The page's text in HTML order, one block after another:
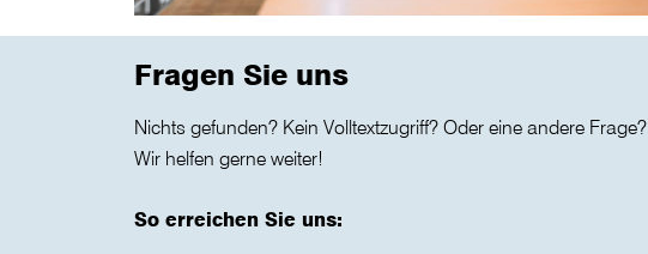
Fragen Sie uns
Nichts gefunden? Kein Volltextzugriff? Oder eine andere Frage?
Wir helfen gerne weiter!
So erreichen Sie uns: